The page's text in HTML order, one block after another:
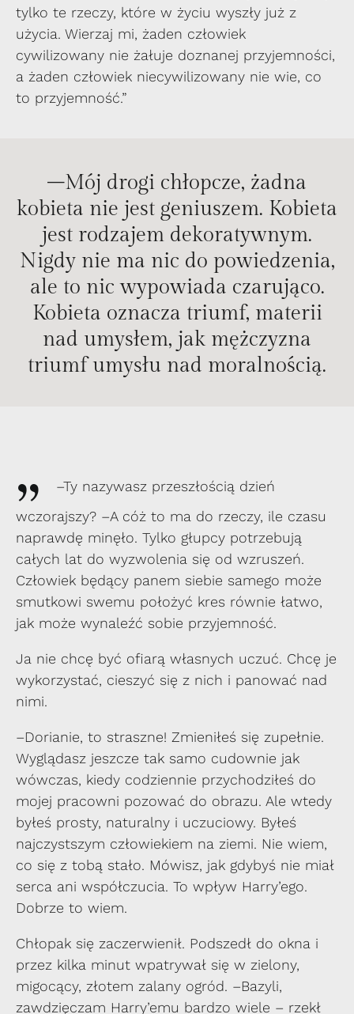
tylko te rzeczy, które w życiu wyszły już z
użycia. Wierzaj mi, żaden człowiek
cywilizowany nie żałuje doznanej przyjemności,
a żaden człowiek niecywilizowany nie wie, co
to przyjemność.”
–Mój drogi chłopcze, żadna
kobieta nie jest geniuszem. Kobieta
jest rodzajem dekoratywnym.
Nigdy nie ma nic do powiedzenia,
ale to nic wypowiada czarująco.
Kobieta oznacza triumf, materii
nad umysłem, jak mężczyzna
triumf umysłu nad moralnością.
„
–Ty nazywasz przeszłością dzień
wczorajszy? –A cóż to ma do rzeczy, ile czasu
naprawdę minęło. Tylko głupcy potrzebują
całych lat do wyzwolenia się od wzruszeń.
Człowiek będący panem siebie samego może
smutkowi swemu położyć kres równie łatwo,
jak może wynaleźć sobie przyjemność.
Ja nie chcę być ofiarą własnych uczuć. Chcę je
wykorzystać, cieszyć się z nich i panować nad
nimi.
–Dorianie, to straszne! Zmieniłeś się zupełnie.
Wyglądasz jeszcze tak samo cudownie jak
wówczas, kiedy codziennie przychodziłeś do
mojej pracowni pozować do obrazu. Ale wtedy
byłeś prosty, naturalny i uczuciowy. Byłeś
najczystszym człowiekiem na ziemi. Nie wiem,
co się z tobą stało. Mówisz, jak gdybyś nie miał
serca ani współczucia. To wpływ Harry’ego.
Dobrze to wiem.
Chłopak się zaczerwienił. Podszedł do okna i
przez kilka minut wpatrywał się w zielony,
migocący, złotem zalany ogród. –Bazyli,
zawdzięczam Harry’emu bardzo wiele – rzekł